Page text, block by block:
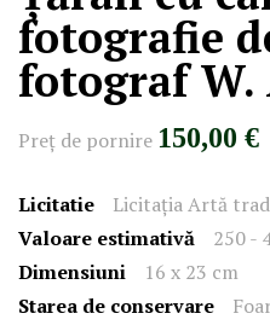
fotografie
fotograf W.
Preţ de pornire 150,00 €
Licitatie
Licitația Artă
Valoare estimativă
250 -
Dimensiuni
16 x 23 cm
Starea de conservare